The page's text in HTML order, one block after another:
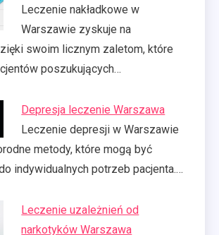
Leczenie nakładkowe w
Warszawie zyskuje na
swoim licznym zaletom, które
poszukujących…
Depresja leczenie Warszawa
Leczenie depresji w Warszawie
metody, które mogą być
indywidualnych potrzeb pacjenta.…
Leczenie uzależnień od
narkotyków Warszawa